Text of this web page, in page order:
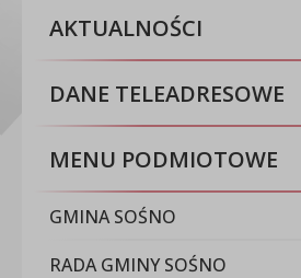
AKTUALNOŚCI
DANE TELEADRESOWE
MENU PODMIOTOWE
GMINA SOŚNO
RADA GMINY SOŚNO